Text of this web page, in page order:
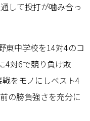
して投打が噛み合っ
東中学校を14対4のコ
4対6で競り負け敗
をモノにしベスト4
の勝負強さを充分に